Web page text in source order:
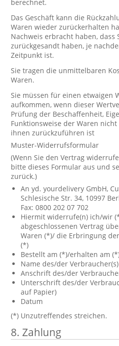
berechnet.
Das Geschäft kann die
Waren wieder zurückerhalten
Nachweis erbracht haben, dass
zurückgesandt haben, je
Zeitpunkt ist.
Sie tragen die unmittelbaren
Waren.
Sie müssen für einen etwaigen
aufkommen, wenn dieser
Prüfung der Beschaffenheit,
Funktionsweise der Waren
ihnen zurückzuführen ist
Muster-Widerrufsformular
(Wenn Sie den Vertrag
bitte dieses Formular aus und
zurück.)
An yd. yourdelivery GmbH,
Schlesische Str. 34, 10997
Fax: 0800 202 07 702
Hiermit widerrufe(n) ich/wir
abgeschlossenen Vertrag
Waren (*)/ die Erbringung
(*)
Bestellt am (*)/erhalten am
Name des/der Verbraucher(s)
Anschrift des/der
Unterschrift des/der
auf Papier)
Datum
(*) Unzutreffendes streichen.
8. Zahlung